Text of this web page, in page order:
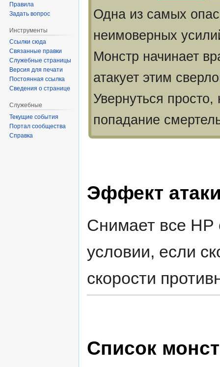
Одна из самых
неимоверных
Монстр начинает
атакует этим
Увернуться просто,
попадание
Эффект
Снимает все НР
условии, если
скорости
Список
Правила
Задать вопрос
Инструменты
Ссылки сюда
Связанные правки
Служебные страницы
Версия для печати
Постоянная ссылка
Сведения о странице
Служебные
Текущие события
Портал сообщества
Справка